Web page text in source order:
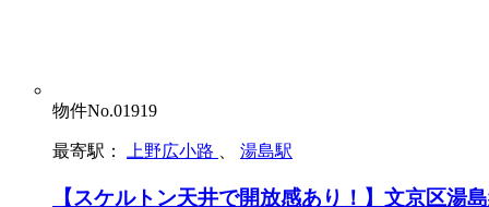
物件No.01919
最寄駅： 上野広小路 湯島駅
【スケルトン天井で開放感あり！】文京区湯